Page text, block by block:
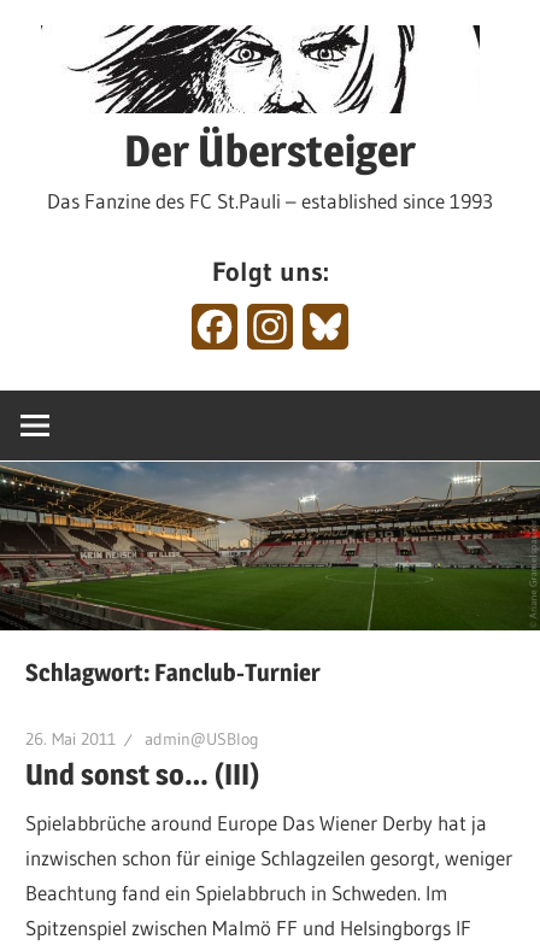
Der Übersteiger
Das Fanzine des FC St.Pauli – established since 1993
Folgt uns:
FacebookInstagram
Schlagwort: Fanclub-Turnier
26. Mai 2011 admin@USBlog
Und sonst so… (III)
Spielabbrüche around Europe Das Wiener Derby hat ja
inzwischen schon für einige Schlagzeilen gesorgt, weniger
Beachtung fand ein Spielabbruch in Schweden. Im
Spitzenspiel zwischen Malmö FF und Helsingborgs IF